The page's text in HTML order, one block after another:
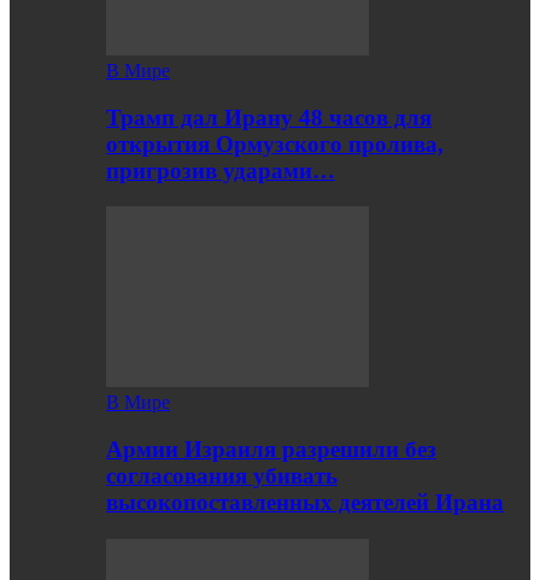
В Мире
Трамп дал Ирану 48 часов для
открытия Ормузского пролива,
пригрозив ударами…
В Мире
Армии Израиля разрешили без
согласования убивать
высокопоставленных деятелей Ирана